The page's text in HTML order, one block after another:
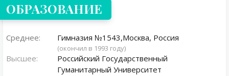
ОБРАЗОВАНИЕ
Среднее: Гимназия №1543,Москва, Россия
(окончил в 1993 году)
Высшее:
Российский Государственный
Гуманитарный Университет